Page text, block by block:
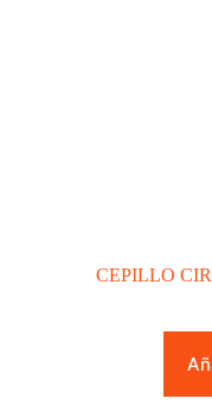
CEPILLO